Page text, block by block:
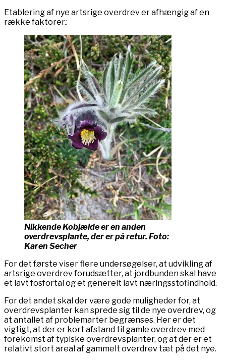
Etablering af nye artsrige overdrev er afhængig af en
række faktorer.:
Nikkende Kobjælde er en anden
overdrevsplante, der er på retur. Foto:
Karen Secher
For det første viser flere undersøgelser, at udvikling af
artsrige overdrev forudsætter, at jordbunden skal have
et lavt fosfortal og et generelt lavt næringsstofindhold.
For det andet skal der være gode muligheder for, at
overdrevsplanter kan sprede sig til de nye overdrev, og
at antallet af problemarter begrænses. Her er det
vigtigt, at der er kort afstand til gamle overdrev med
forekomst af typiske overdrevsplanter, og at der er et
relativt stort areal af gammelt overdrev tæt på det nye.